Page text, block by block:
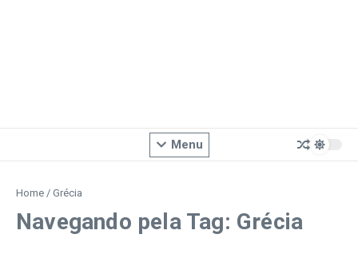
Menu
Home / Grécia
Navegando pela Tag: Grécia